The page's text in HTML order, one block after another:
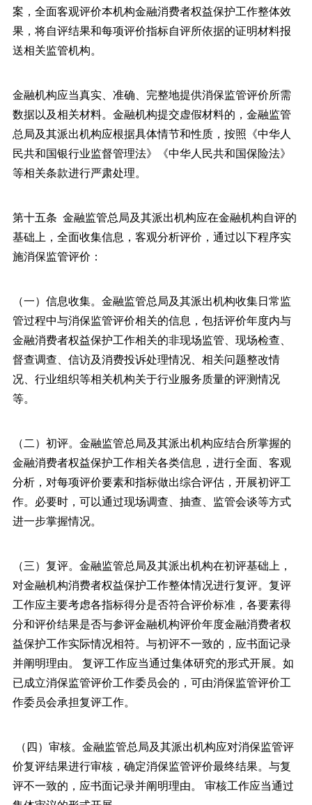
案，全面客观评价本机构金融消费者权益保护工作整体效
果，将自评结果和每项评价指标自评所依据的证明材料报
送相关监管机构。
金融机构应当真实、准确、完整地提供消保监管评价所需
数据以及相关材料。金融机构提交虚假材料的，金融监管
总局及其派出机构应根据具体情节和性质，按照《中华人
民共和国银行业监督管理法》《中华人民共和国保险法》
等相关条款进行严肃处理。
第十五条 金融监管总局及其派出机构应在金融机构自评的
基础上，全面收集信息，客观分析评价，通过以下程序实
施消保监管评价：
（一）信息收集。金融监管总局及其派出机构收集日常监
管过程中与消保监管评价相关的信息，包括评价年度内与
金融消费者权益保护工作相关的非现场监管、现场检查、
督查调查、信访及消费投诉处理情况、相关问题整改情
况、行业组织等相关机构关于行业服务质量的评测情况
等。
（二）初评。金融监管总局及其派出机构应结合所掌握的
金融消费者权益保护工作相关各类信息，进行全面、客观
分析，对每项评价要素和指标做出综合评估，开展初评工
作。必要时，可以通过现场调查、抽查、监管会谈等方式
进一步掌握情况。
（三）复评。金融监管总局及其派出机构在初评基础上，
对金融机构消费者权益保护工作整体情况进行复评。复评
工作应主要考虑各指标得分是否符合评价标准，各要素得
分和评价结果是否与参评金融机构评价年度金融消费者权
益保护工作实际情况相符。与初评不一致的，应书面记录
并阐明理由。 复评工作应当通过集体研究的形式开展。如
已成立消保监管评价工作委员会的，可由消保监管评价工
作委员会承担复评工作。
（四）审核。金融监管总局及其派出机构应对消保监管评
价复评结果进行审核，确定消保监管评价最终结果。与复
评不一致的，应书面记录并阐明理由。 审核工作应当通过